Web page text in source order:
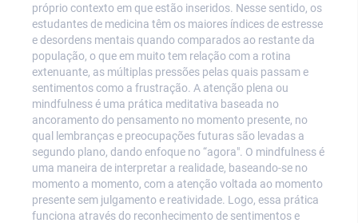
próprio contexto em que estão inseridos. Nesse sentido, os
estudantes de medicina têm os maiores índices de estresse
e desordens mentais quando comparados ao restante da
população, o que em muito tem relação com a rotina
extenuante, as múltiplas pressões pelas quais passam e
sentimentos como a frustração. A atenção plena ou
mindfulness é uma prática meditativa baseada no
ancoramento do pensamento no momento presente, no
qual lembranças e preocupações futuras são levadas a
segundo plano, dando enfoque no “agora". O mindfulness é
uma maneira de interpretar a realidade, baseando-se no
momento a momento, com a atenção voltada ao momento
presente sem julgamento e reatividade. Logo, essa prática
funciona através do reconhecimento de sentimentos e